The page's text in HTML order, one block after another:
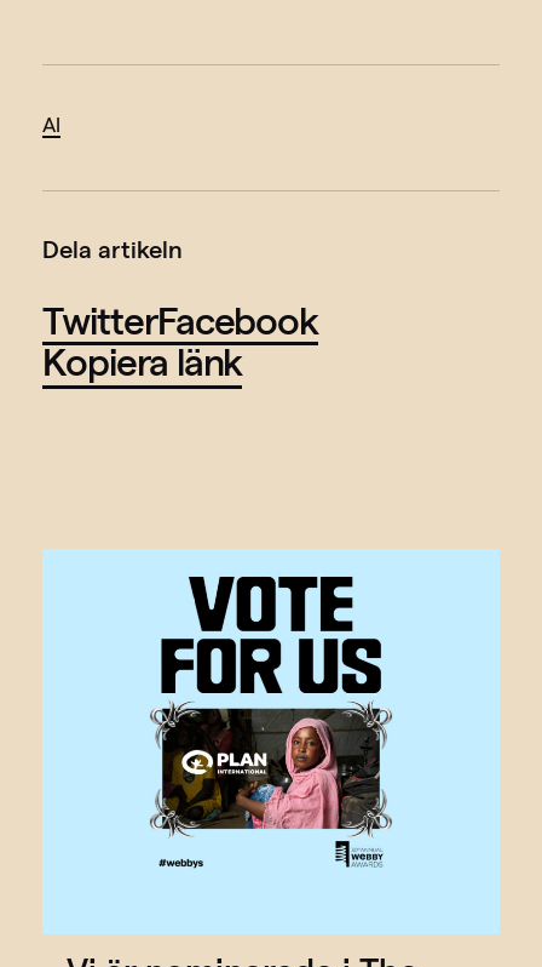
AI
Dela artikeln
TwitterFacebook
Kopiera länk